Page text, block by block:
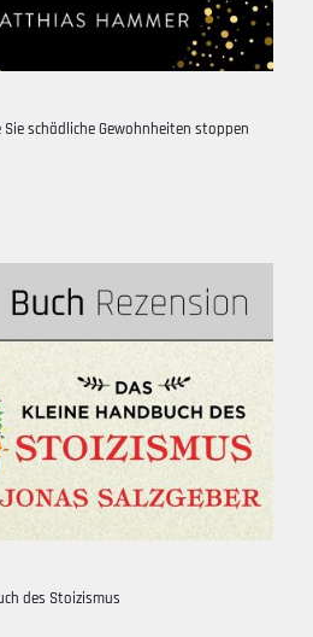
Sie schädliche Gewohnheiten stoppen
des Stoizismus